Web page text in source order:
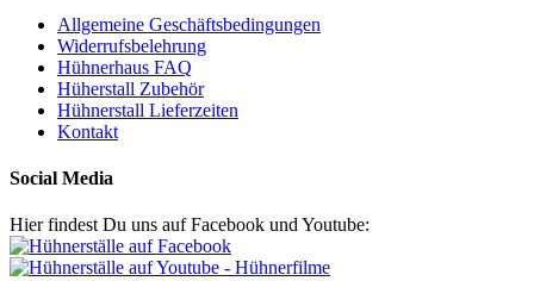
Allgemeine Geschäftsbedingungen
Widerrufsbelehrung
Hühnerhaus FAQ
Hüherstall Zubehör
Hühnerstall Lieferzeiten
Kontakt
Social Media
Hier findest Du uns auf Facebook und Youtube: